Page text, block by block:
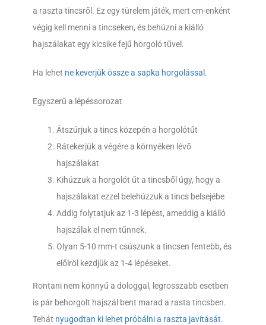
a raszta tincsről. Ez egy türelem játék, mert cm-enként
végig kell menni a tincseken, és behúzni a kiálló
hajszálakat egy kicsike fejű horgoló tűvel.
Ha lehet ne keverjük össze a sapka horgolással.
Egyszerű a lépéssorozat
Átszúrjuk a tincs közepén a horgolótűt
Rátekerjük a végére a környéken lévő
hajszálakat
Kihúzzuk a horgolót űt a tincsből úgy, hogy a
hajszálakat ezzel belehúzzuk a tincs belsejébe
Addig folytatjuk az 1-3 lépést, ameddig a kiálló
hajszálak el nem tűnnek.
Olyan 5-10 mm-t csúszunk a tincsen fentebb, és
előlröl kezdjük az 1-4 lépéseket.
Rontani nem könnyű a dologgal, legrosszabb esetben
is pár behorgolt hajszál bent marad a rasta tincsben.
Tehát nyugodtan ki lehet próbálni a raszta javítását.